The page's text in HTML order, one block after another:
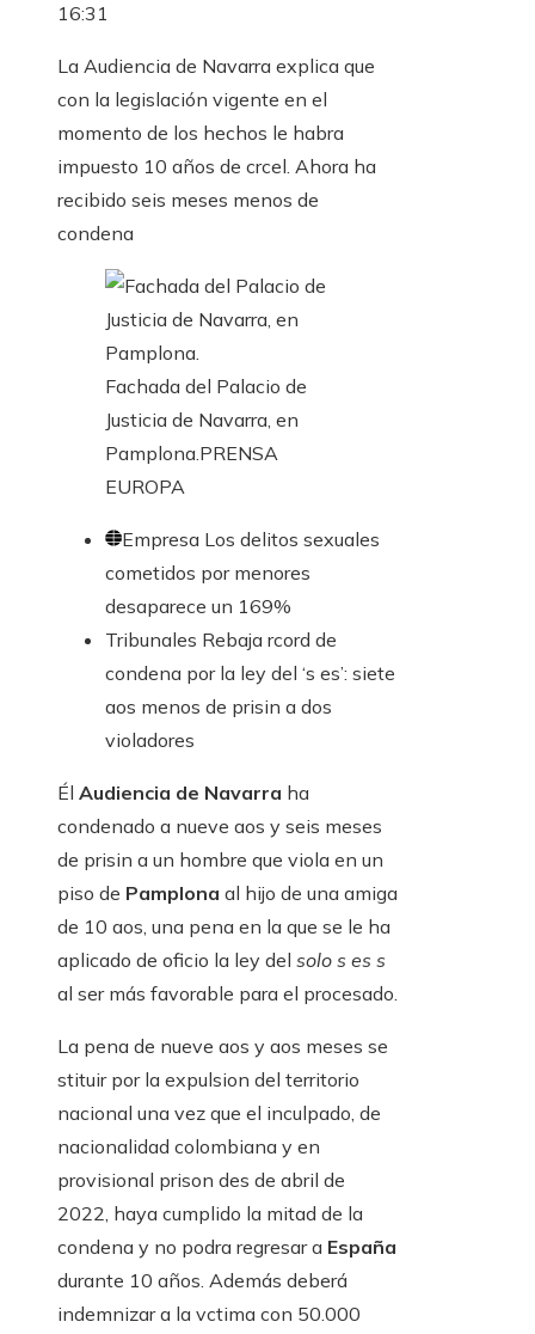
16:31
La Audiencia de Navarra explica que
con la legislación vigente en el
momento de los hechos le habra
impuesto 10 años de crcel. Ahora ha
recibido seis meses menos de
condena
Fachada del Palacio de
Justicia de Navarra, en
Pamplona.PRENSA
EUROPA
Empresa Los delitos sexuales
cometidos por menores
desaparece un 169%
Tribunales Rebaja rcord de
condena por la ley del ‘s es’: siete
aos menos de prisin a dos
violadores
Él Audiencia de Navarra ha
condenado a nueve aos y seis meses
de prisin a un hombre que viola en un
piso de Pamplona al hijo de una amiga
de 10 aos, una pena en la que se le ha
aplicado de oficio la ley del solo s es s
al ser más favorable para el procesado.
La pena de nueve aos y aos meses se
stituir por la expulsion del territorio
nacional una vez que el inculpado, de
nacionalidad colombiana y en
provisional prison des de abril de
2022, haya cumplido la mitad de la
condena y no podra regresar a España
durante 10 años. Además deberá
indemnizar a la vctima con 50.000